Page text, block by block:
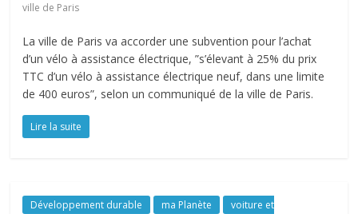
ville de Paris
La ville de Paris va accorder une subvention pour l’achat
d’un vélo à assistance électrique, ”s’élevant à 25% du prix
TTC d’un vélo à assistance électrique neuf, dans une limite
de 400 euros”, selon un communiqué de la ville de Paris.
Lire la suite
Développement durable ma Planète
voiture et